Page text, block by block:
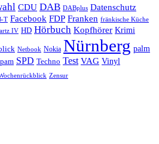
CDU DAB DABplus Datenschutz
T Facebook FDP Franken fränkische Küche
IV HD Hörbuch Kopfhörer Krimi
Netbook Nokia Nürnberg palm
SPD Techno Test VAG Vinyl
Zensur